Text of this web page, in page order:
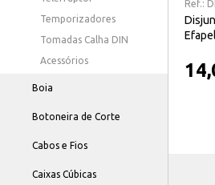
Temporizadores
Tomadas Calha DIN
Acessórios
Boia
Botoneira de Corte
Cabos e Fios
Caixas Cúbicas
Ref.:
Efapel